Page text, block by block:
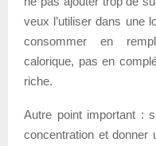
veux l’utiliser dans une
consommer en
calorique, pas en
riche.
Autre point important :
concentration et donner